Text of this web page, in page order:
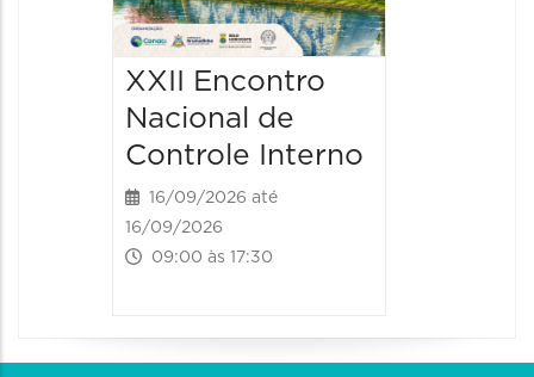
XXII Encontro
Nacional de
Controle Interno
16/09/2026 até
16/09/2026
09:00 às 17:30